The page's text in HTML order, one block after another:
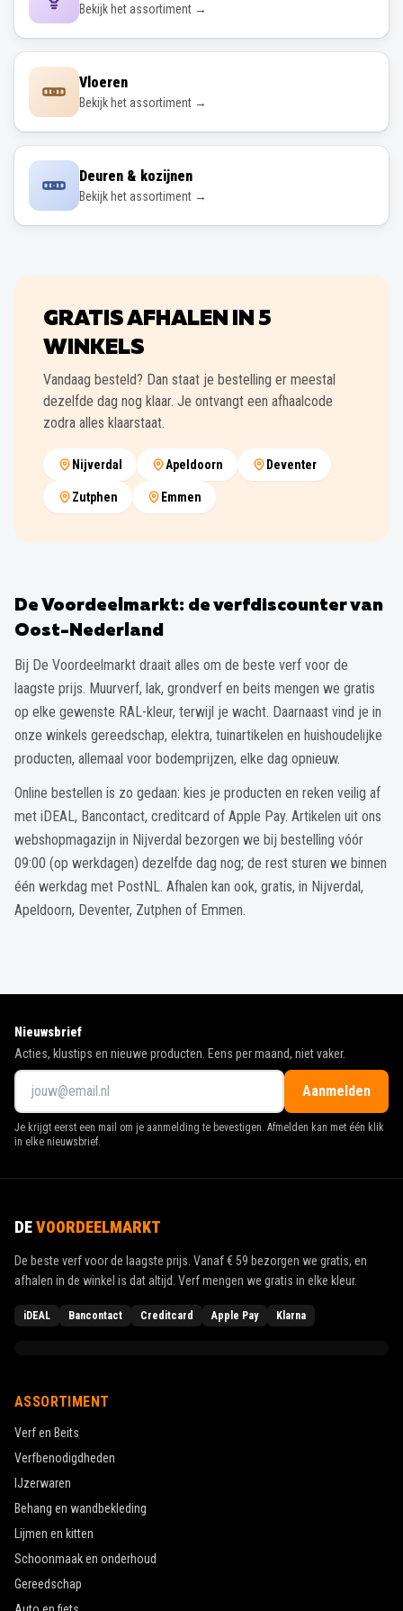
Bekijk het assortiment →
Vloeren
Bekijk het assortiment →
Deuren & kozijnen
Bekijk het assortiment →
GRATIS AFHALEN IN 5
WINKELS
Vandaag besteld? Dan staat je bestelling er meestal
dezelfde dag nog klaar. Je ontvangt een afhaalcode
zodra alles klaarstaat.
Nijverdal Apeldoorn Deventer
Zutphen Emmen
De Voordeelmarkt: de verfdiscounter van
Oost-Nederland
Bij De Voordeelmarkt draait alles om de beste verf voor de
laagste prijs. Muurverf, lak, grondverf en beits mengen we gratis
op elke gewenste RAL-kleur, terwijl je wacht. Daarnaast vind je in
onze winkels gereedschap, elektra, tuinartikelen en huishoudelijke
producten, allemaal voor bodemprijzen, elke dag opnieuw.
Online bestellen is zo gedaan: kies je producten en reken veilig af
met iDEAL, Bancontact, creditcard of Apple Pay. Artikelen uit ons
webshopmagazijn in Nijverdal bezorgen we bij bestelling vóór
09:00 (op werkdagen) dezelfde dag nog; de rest sturen we binnen
één werkdag met PostNL. Afhalen kan ook, gratis, in Nijverdal,
Apeldoorn, Deventer, Zutphen of Emmen.
Nieuwsbrief
Acties, klustips en nieuwe producten. Eens per maand, niet vaker.
Aanmelden
Je krijgt eerst een mail om je aanmelding te bevestigen. Afmelden kan met één klik
in elke nieuwsbrief.
DEVOORDEELMARKT
De beste verf voor de laagste prijs. Vanaf€ 59 bezorgen we gratis, en
afhalen in de winkel is dat altijd. Verf mengen we gratis in elke kleur.
iDEAL Bancontact Creditcard Apple Pay Klarna
ASSORTIMENT
Verf en Beits
Verfbenodigdheden
IJzerwaren
Behang en wandbekleding
Lijmen en kitten
Schoonmaak en onderhoud
Gereedschap